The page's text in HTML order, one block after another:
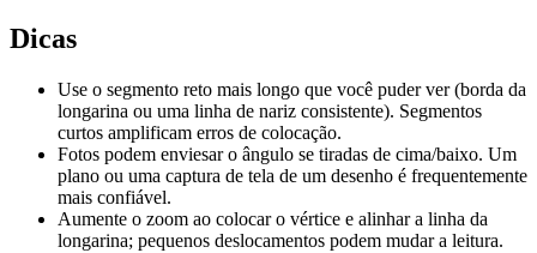
Dicas
Use o segmento reto mais longo que você puder ver (borda da
longarina ou uma linha de nariz consistente). Segmentos
curtos amplificam erros de colocação.
Fotos podem enviesar o ângulo se tiradas de cima/baixo. Um
plano ou uma captura de tela de um desenho é frequentemente
mais confiável.
Aumente o zoom ao colocar o vértice e alinhar a linha da
longarina; pequenos deslocamentos podem mudar a leitura.